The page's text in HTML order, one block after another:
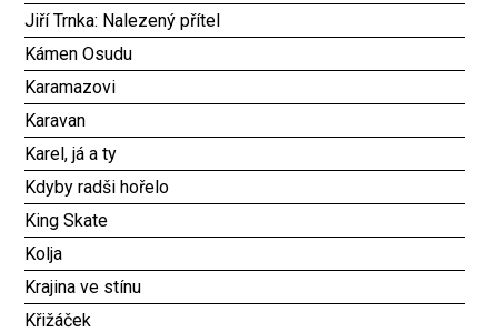
Jiří Trnka: Nalezený přítel
Kámen Osudu
Karamazovi
Karavan
Karel, já a ty
Kdyby radši hořelo
King Skate
Kolja
Krajina ve stínu
Křižáček